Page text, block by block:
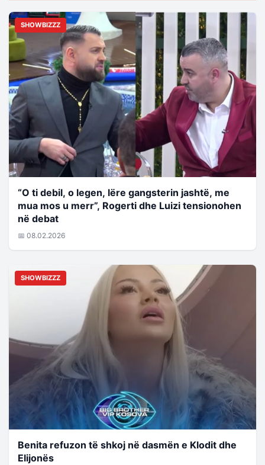
SHOWBIZZZ
“O ti debil, o legen, lëre gangsterin jashtë, me
mua mos u merr”, Rogerti dhe Luizi tensionohen
në debat
📅 08.02.2026
SHOWBIZZZ
Benita refuzon të shkoj në dasmën e Klodit dhe
Elijonës